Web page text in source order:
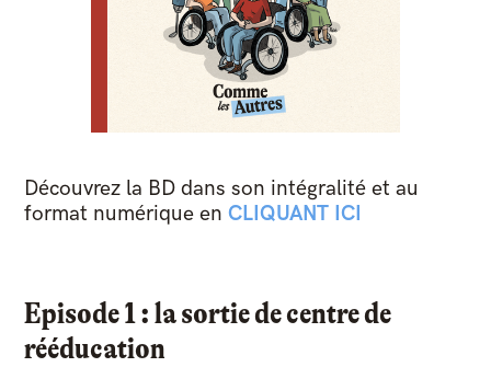
Découvrez la BD dans son intégralité et au
format numérique enCLIQUANT ICI
Episode 1 : la sortie de centre de
rééducation